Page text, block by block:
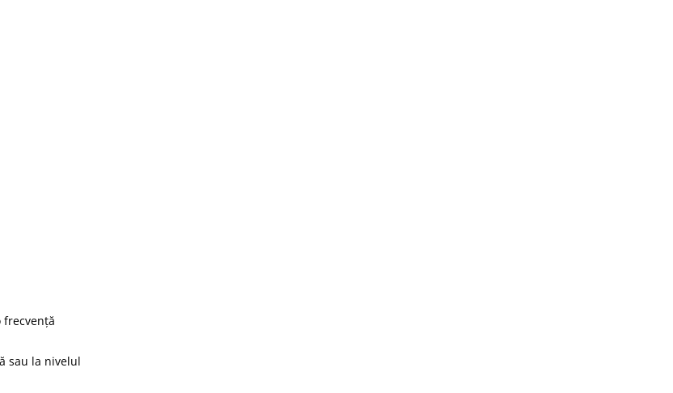
frecvență
sau la nivelul